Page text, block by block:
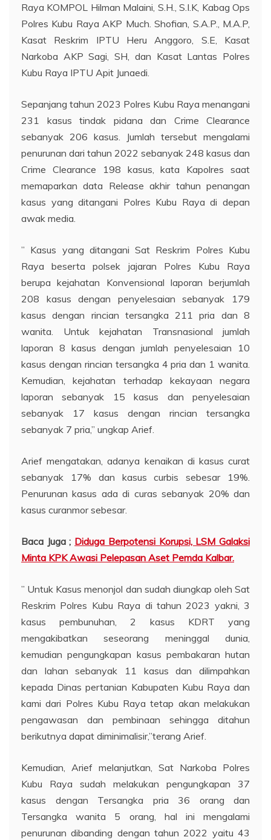
Raya KOMPOL Hilman Malaini, S.H., S.I.K, Kabag Ops
Polres Kubu Raya AKP Much. Shofian, S.A.P., M.A.P,
Kasat Reskrim IPTU Heru Anggoro, S.E, Kasat
Narkoba AKP Sagi, SH, dan Kasat Lantas Polres
Kubu Raya IPTU Apit Junaedi.
Sepanjang tahun 2023 Polres Kubu Raya menangani
231 kasus tindak pidana dan Crime Clearance
sebanyak 206 kasus. Jumlah tersebut mengalami
penurunan dari tahun 2022 sebanyak 248 kasus dan
Crime Clearance 198 kasus, kata Kapolres saat
memaparkan data Release akhir tahun penangan
kasus yang ditangani Polres Kubu Raya di depan
awak media.
” Kasus yang ditangani Sat Reskrim Polres Kubu
Raya beserta polsek jajaran Polres Kubu Raya
berupa kejahatan Konvensional laporan berjumlah
208 kasus dengan penyelesaian sebanyak 179
kasus dengan rincian tersangka 211 pria dan 8
wanita. Untuk kejahatan Transnasional jumlah
laporan 8 kasus dengan jumlah penyelesaian 10
kasus dengan rincian tersangka 4 pria dan 1 wanita.
Kemudian, kejahatan terhadap kekayaan negara
laporan sebanyak 15 kasus dan penyelesaian
sebanyak 17 kasus dengan rincian tersangka
sebanyak 7 pria,” ungkap Arief.
Arief mengatakan, adanya kenaikan di kasus curat
sebanyak 17% dan kasus curbis sebesar 19%.
Penurunan kasus ada di curas sebanyak 20% dan
kasus curanmor sebesar.
Baca Juga ; Diduga Berpotensi Korupsi, LSM Galaksi
Minta KPK Awasi Pelepasan Aset Pemda Kalbar.
” Untuk Kasus menonjol dan sudah diungkap oleh Sat
Reskrim Polres Kubu Raya di tahun 2023 yakni, 3
kasus pembunuhan, 2 kasus KDRT yang
mengakibatkan seseorang meninggal dunia,
kemudian pengungkapan kasus pembakaran hutan
dan lahan sebanyak 11 kasus dan dilimpahkan
kepada Dinas pertanian Kabupaten Kubu Raya dan
kami dari Polres Kubu Raya tetap akan melakukan
pengawasan dan pembinaan sehingga ditahun
berikutnya dapat diminimalisir,”terang Arief.
Kemudian, Arief melanjutkan, Sat Narkoba Polres
Kubu Raya sudah melakukan pengungkapan 37
kasus dengan Tersangka pria 36 orang dan
Tersangka wanita 5 orang, hal ini mengalami
penurunan dibanding dengan tahun 2022 yaitu 43